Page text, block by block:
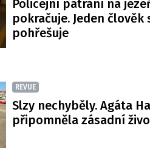
Policejní pátrání na
pokračuje. Jeden člověk
pohřešuje
REVUE
Slzy nechyběly. Agáta
připomněla zásadní